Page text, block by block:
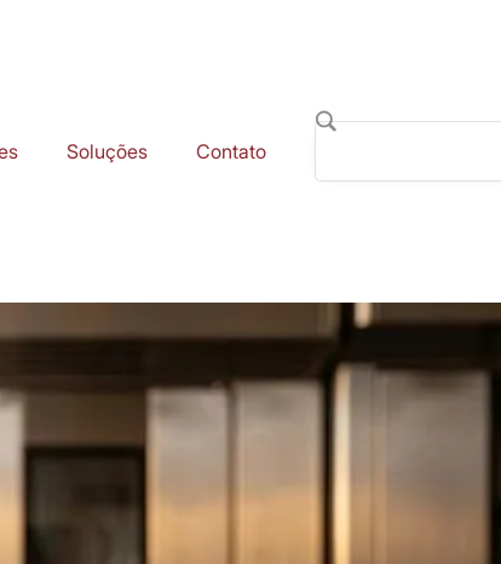
Soluções Contato